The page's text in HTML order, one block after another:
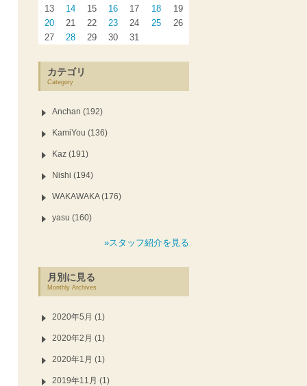
13
14 15 16 17 18
19
20
21 22 23 24 25
26
27
28 29 30 31
カテゴリ
Category
Anchan (192)
KamiYou (136)
Kaz (191)
Nishi (194)
WAKAWAKA (176)
yasu (160)
»スタッフ紹介を見る
月別に見る
Monthly Archives
2020年5月 (1)
2020年2月 (1)
2020年1月 (1)
2019年11月 (1)